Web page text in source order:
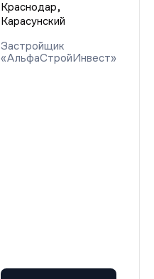
Краснодар,
Карасунский
Застройщик
«АльфаСтройИнвест»